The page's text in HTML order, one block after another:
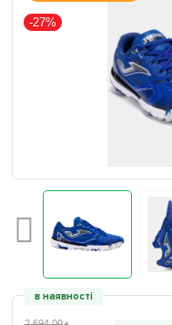
-27%
в наявності
2 694.00